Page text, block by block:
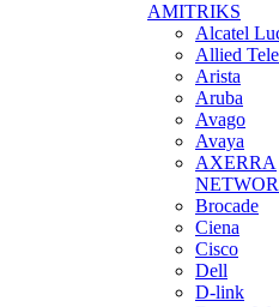
AMITRIKS
Alcatel
Allied
Arista
Aruba
Avago
Avaya
AXERRA
Brocade
Ciena
Cisco
Dell
D-link